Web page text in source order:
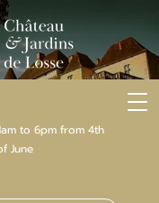
to 6pm from 4th
June